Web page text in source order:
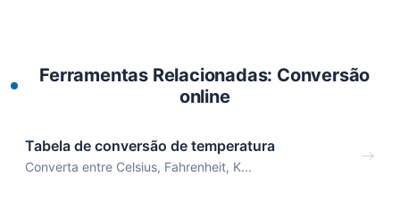
Ferramentas Relacionadas: Conversão
online
Tabela de conversão de temperatura
Converta entre Celsius, Fahrenheit, K...